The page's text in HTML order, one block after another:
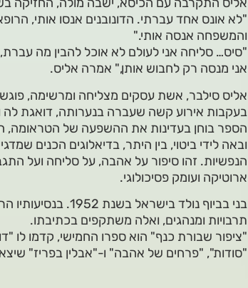
"לא אונס אחד עברתי. הדונובנים אנסו אותי,
והמשפחה אנסה אותי."
"סיס… סליחה אני לעולם לא אוכל להבין מה
אני מנסה רק לחבוש אותן," אמרה אליס.
אליס סילבר, אשת עסקים מצליחה ומרשימה,
בעקבות אירוע קשה שעברה בנערותה, דואגת
הספר בוחן בעדינות את ההשפעה של הטראומה,
ובאה לידי ביטוי, בין היתר, בדיאלוגים הכנים
הנפשיות. זהו סיפור על אהבה, על סליחה ועל
ארוטיקה ועומק פסיכולוגי.
בני בביוף נולד
תרבויות ומנהגים, ואלה משתקפים בכתיבתו.
"ציפור שבורת כנף" הוא ספרו החמישי, קדמו לו
"סודות", "פרחים של אהבה" ו-"אבלין בפריז"